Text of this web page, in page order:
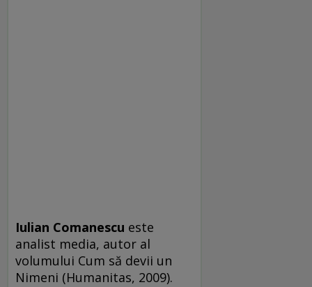
Iulian Comanescu este
analist media, autor al
volumului Cum să devii un
Nimeni (Humanitas, 2009).